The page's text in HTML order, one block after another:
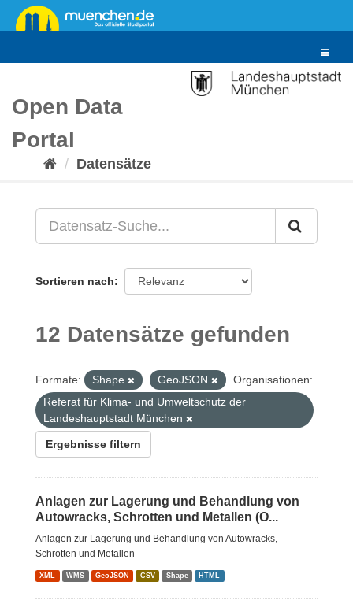
Überspringen
zum
Toggle
Open Data
Portal
Datensätze
Sortieren nach
12 Datensätze gefunden
Formate: Shape GeoJSON
Organisationen:
Referat für Klima- und Umweltschutz der
Landeshauptstadt München
Ergebnisse filtern
Anlagen zur Lagerung und Behandlung von
Autowracks, Schrotten und Metallen (O...
Anlagen zur Lagerung und Behandlung von Autowracks,
Schrotten und Metallen
XML WMS GeoJSON CSV Shape HTML